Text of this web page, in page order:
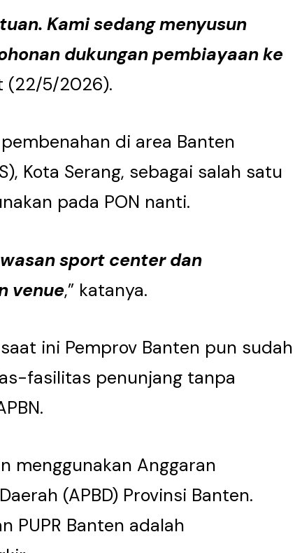
Kami sedang menyusun
dukungan pembiayaan ke
(22/5/2026).
di area Banten
Kota Serang, sebagai salah satu
pada PON nanti.
sport center dan
venue,” katanya.
ini Pemprov Banten pun sudah
fasilitas penunjang tanpa
menggunakan Anggaran
(APBD) Provinsi Banten.
PUPR Banten adalah